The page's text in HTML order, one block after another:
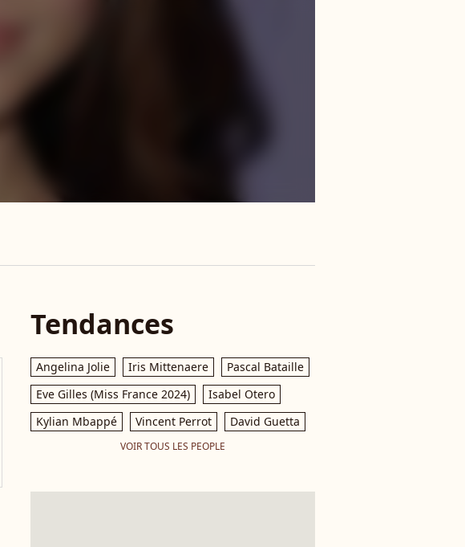
Tendances
Angelina Jolie Iris Mittenaere
Pascal Bataille
Eve Gilles (Miss France 2024)
Isabel Otero
Kylian Mbappé
Vincent Perrot David Guetta
VOIR TOUS LES PEOPLE